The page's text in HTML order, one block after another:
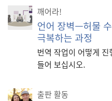
깨어라!
언어 장벽—허물
극복하는 과정
번역 작업이 어떻게
들어 보십시오.
출판 활동